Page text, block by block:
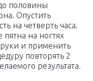
половины
Опустить
на четверть часа.
на ногтях
и применить
повторять 2
результата.